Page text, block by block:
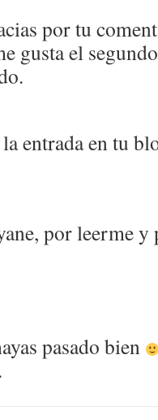
por tu
gusta el
entrada en tu
por leerme
pasado bien